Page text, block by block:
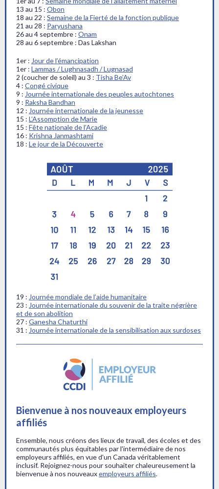
13 au 15 : Obon
18 au 22 : Semaine de la Fierté de la fonction publique
21 au 28 : Paryushana
26 au 4 septembre : Onam
28 au 6 septembre : Das Lakshan
1er : Jour de l’émancipation
1er : Lammas / Lughnasadh / Lugnasad
2 (coucher de soleil) au 3 : Tisha Be’Av
4 : Congé civique
9 : Journée internationale des peuples autochtones
9 : Raksha Bandhan
12 : Journée internationale de la jeunesse
15 : L’Assomption de Marie
15 : Fête nationale de l’Acadie
16 : Krishna Janmashtami
18 : Le jour de la Découverte
19 : Journée mondiale de l’aide humanitaire
23 : Journée internationale du souvenir de la traite négrière
et de son abolition
27 : Ganesha Chaturthi
31 : Journée internationale de la sensibilisation aux surdoses
Bienvenue à nos nouveaux employeurs
affiliés
Ensemble, nous créons des lieux de travail, des écoles et des
communautés plus équitables par l'intermédiaire de nos
employeurs affiliés, en vue d'un Canada véritablement
inclusif. Rejoignez-nous pour souhaiter chaleureusement la
bienvenue à nos nouveauxemployeurs affiliés.